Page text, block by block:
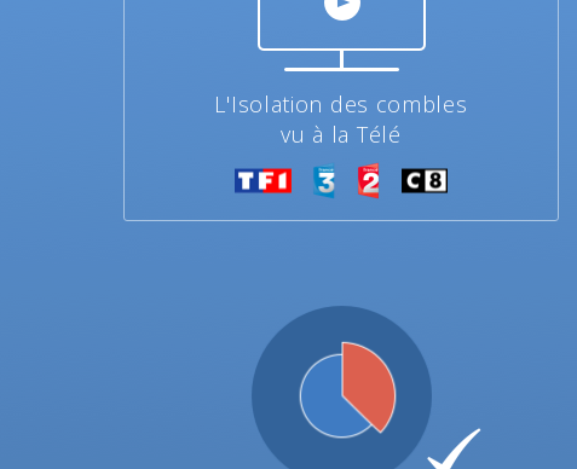
L'Isolation des combles
vu à la Télé